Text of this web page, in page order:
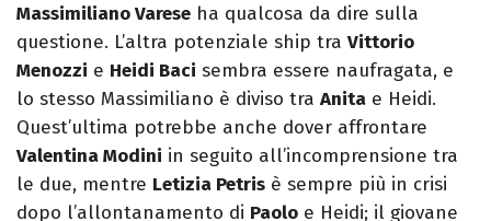
Massimiliano Varese ha qualcosa da dire sulla
questione. L’altra potenziale ship tra Vittorio
Menozzi e Heidi Baci sembra essere naufragata, e
lo stesso Massimiliano è diviso tra Anita e Heidi.
Quest’ultima potrebbe anche dover affrontare
Valentina Modini in seguito all’incomprensione tra
le due, mentre Letizia Petris è sempre più in crisi
dopo l’allontanamento di Paolo e Heidi; il giovane